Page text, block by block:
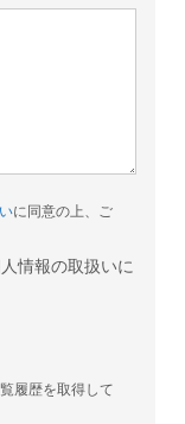
に同意の上、ご
情報の取扱いに
履歴を取得して